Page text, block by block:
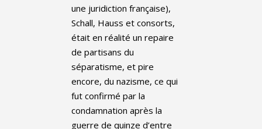
une juridiction française),
Schall, Hauss et consorts,
était en réalité un repaire
de partisans du
séparatisme, et pire
encore, du nazisme, ce qui
fut confirmé par la
condamnation après la
guerre de quinze d’entre